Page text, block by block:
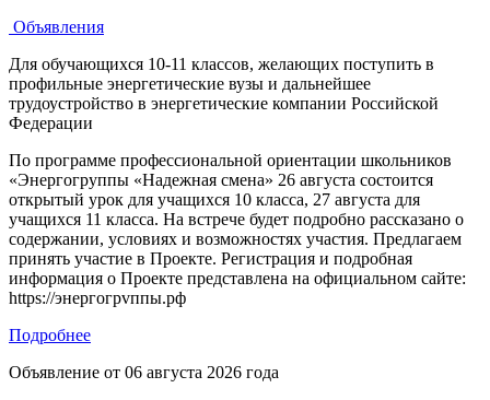
Объявления
Для обучающихся 10-11 классов, желающих поступить в
профильные энергетические вузы и дальнейшее
трудоустройство в энергетические компании Российской
Федерации
По программе профессиональной ориентации школьников
«Энергогруппы «Надежная смена» 26 августа состоится
открытый урок для учащихся 10 класса, 27 августа для
учащихся 11 класса. На встрече будет подробно рассказано о
содержании, условиях и возможностях участия. Предлагаем
принять участие в Проекте. Регистрация и подробная
информация о Проекте представлена на официальном сайте:
https://энергогрvппы.рф
Подробнее
Объявление от 06 августа 2026 года